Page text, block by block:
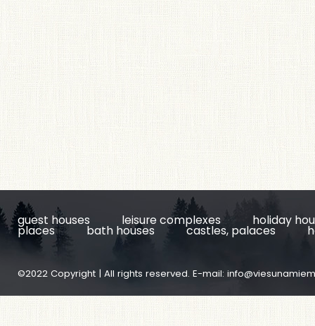
guest houses leisure complexes holiday
places bath houses castles, palaces
©2022 Copyright | All rights reserved. E-mail: